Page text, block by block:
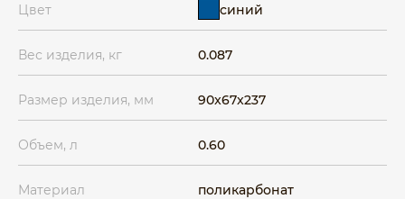
Цвет синий
Вес изделия, кг 0.087
Размер изделия, мм 90x67x237
Объем, л 0.60
Материал поликарбонат